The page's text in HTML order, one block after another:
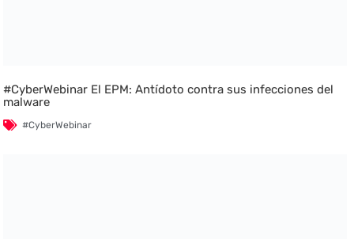
#CyberWebinar El EPM: Antídoto contra sus infecciones del
malware
#CyberWebinar